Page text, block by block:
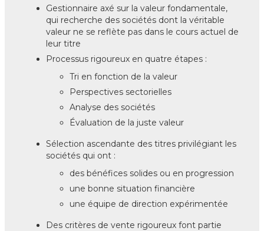
Gestionnaire axé sur la valeur fondamentale,
qui recherche des sociétés dont la véritable
valeur ne se reflète pas dans le cours actuel de
leur titre
Processus rigoureux en quatre étapes :
Tri en fonction de la valeur
Perspectives sectorielles
Analyse des sociétés
Évaluation de la juste valeur
Sélection ascendante des titres privilégiant les
sociétés qui ont :
des bénéfices solides ou en progression
une bonne situation financière
une équipe de direction expérimentée
Des critères de vente rigoureux font partie